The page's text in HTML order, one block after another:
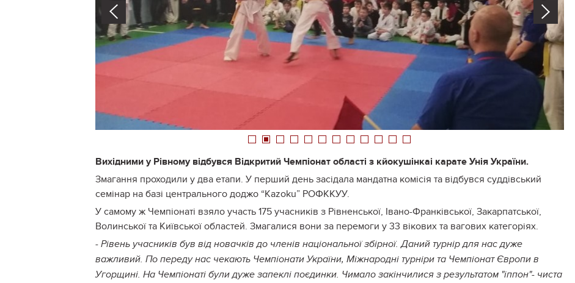
Prev Next
1 2 3 4 5 6 7 8 9 10 11 12
Вихідними у Рівному відбувся Відкритий Чемпіонат області з кйокушінкаі карате Унія України.
Змагання проходили у два етапи. У перший день засідала мандатна комісія та відбувся суддівський
семінар на базі центрального доджо “Kazoku” РОФККУУ.
У самому ж Чемпіонаті взяло участь 175 учасників з Рівненської, Івано-Франківської, Закарпатської,
Волинської та Київської областей. Змагалися вони за перемоги у 33 вікових та вагових категоріях.
- Рівень учасників був від новачків до членів національної збірної. Даний турнір для нас дуже
важливий. По переду нас чекають Чемпіонати України, Міжнародні турніри та Чемпіонат Європи в
Угорщині. На Чемпіонаті були дуже запеклі поєдинки. Чимало закінчилися з результатом "іппон"- чиста